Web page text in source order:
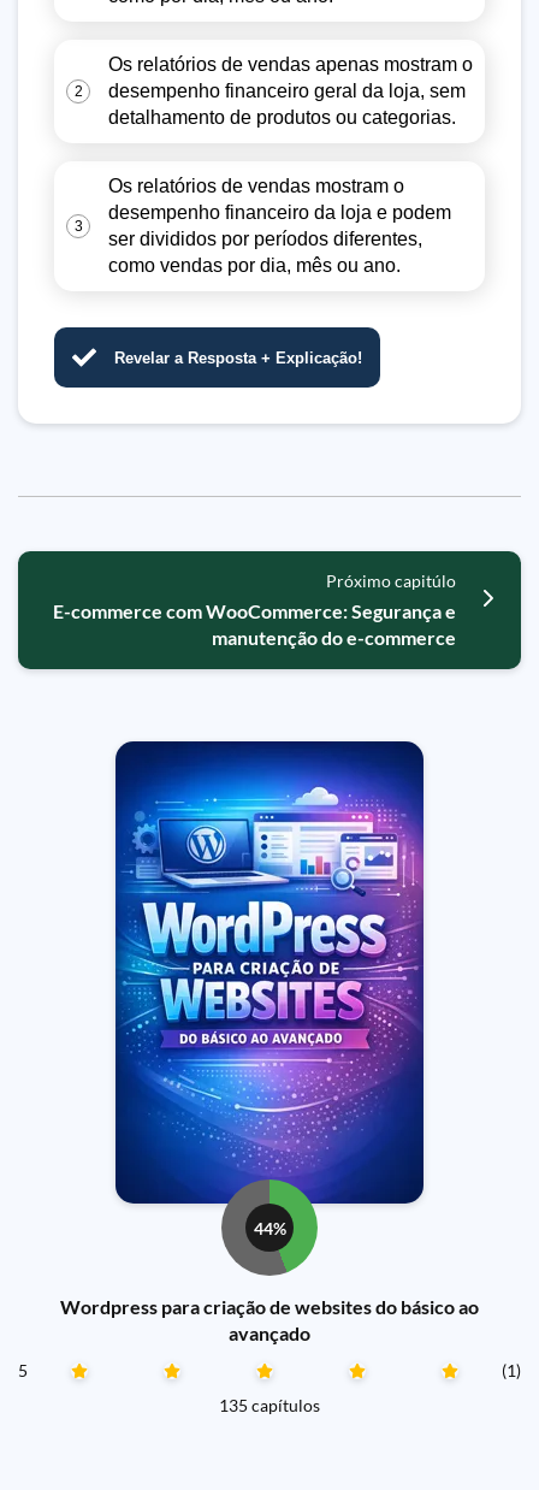
2
Os relatórios de vendas apenas mostram o
desempenho financeiro geral da loja, sem
detalhamento de produtos ou categorias.
3
Os relatórios de vendas mostram o
desempenho financeiro da loja e podem
ser divididos por períodos diferentes,
como vendas por dia, mês ou ano.
Revelar a Resposta + Explicação!
Próximo capitúlo
E-commerce com WooCommerce: Segurança e
manutenção do e-commerce
44%
Wordpress para criação de websites do básico ao
avançado
5
(1)
135 capítulos